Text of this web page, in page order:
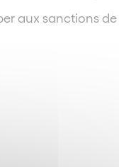
aux sanctions